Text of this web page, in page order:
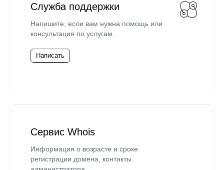
Служба поддержки
Напишите, если вам нужна помощь или
консультация по услугам.
Написать
Сервис Whois
Информация о возрасте и сроке
регистрации домена, контакты